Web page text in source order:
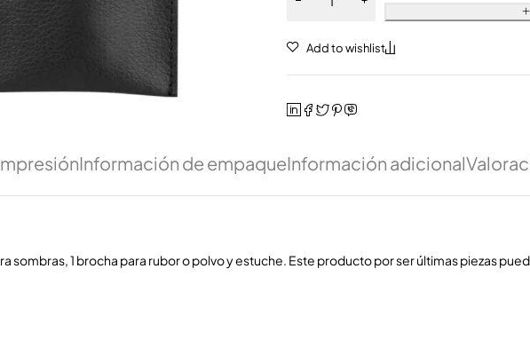
Información de empaqueInformación adicional
sombras, 1 brocha para rubor o polvo y estuche. Este producto por ser últimas piezas